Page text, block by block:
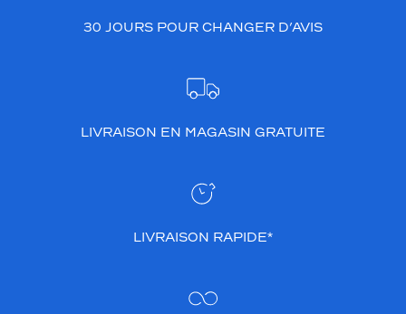
30 JOURS POUR CHANGER D’AVIS
LIVRAISON EN MAGASIN GRATUITE
LIVRAISON RAPIDE*